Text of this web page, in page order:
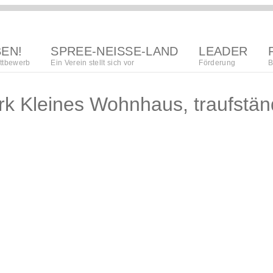
SPREE-NEISSE-LAND
Ein Verein stellt sich vor
LEADER
Förderung
Kleines Wohnhaus,